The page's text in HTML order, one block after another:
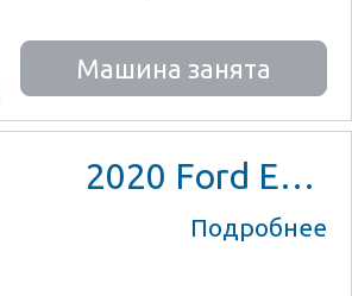
Машина занята
2020 Ford EcoSport
Подробнее